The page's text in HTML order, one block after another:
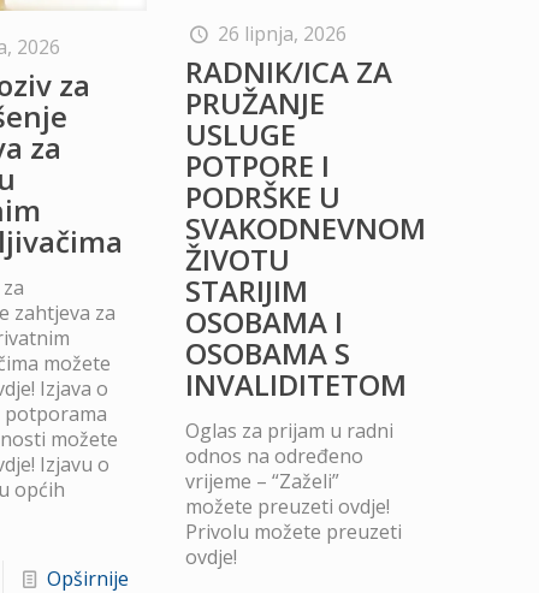
2026
za
za
zahtjeva za
možete
Izjava o
možete
Izjavu o
općih
Opširnije
26 lipnja, 2026
RADNIK/ICA ZA
PRUŽANJE
USLUGE
POTPORE I
PODRŠKE U
SVAKODNEVNOM
ŽIVOTU
STARIJIM
OSOBAMA I
OSOBAMA S
INVALIDITETOM
Oglas za prijam u radni
odnos na određeno
vrijeme – “Zaželi”
možete preuzeti ovdje!
Privolu možete preuzeti
ovdje!